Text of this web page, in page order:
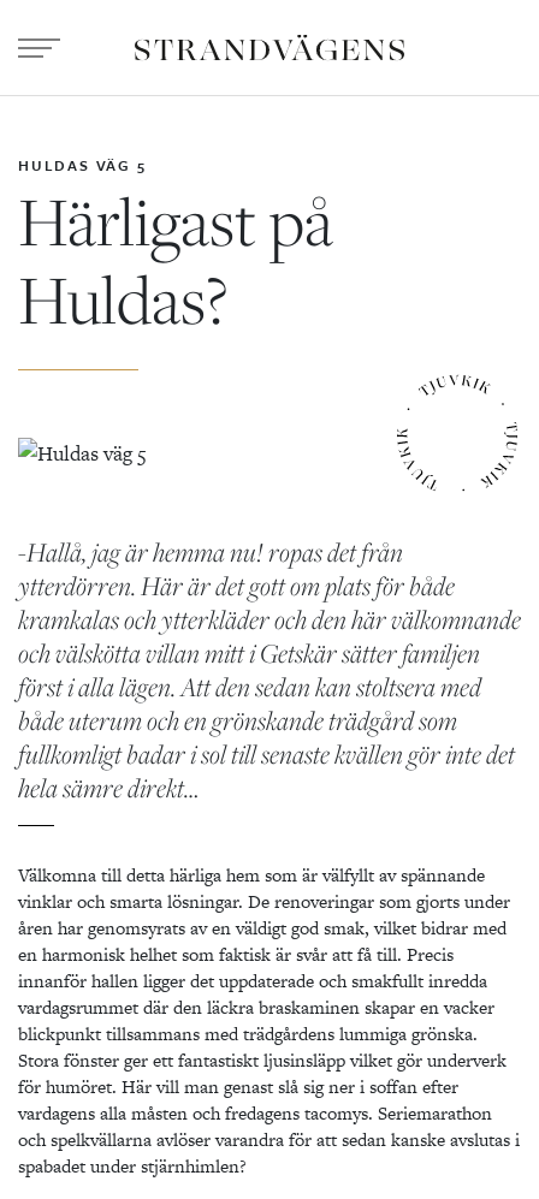
HULDAS VÄG 5
Härligast på
Huldas?
-Hallå, jag är hemma nu! ropas det från
ytterdörren. Här är det gott om plats för både
kramkalas och ytterkläder och den här välkomnande
och välskötta villan mitt i Getskär sätter familjen
först i alla lägen. Att den sedan kan stoltsera med
både uterum och en grönskande trädgård som
fullkomligt badar i sol till senaste kvällen gör inte det
hela sämre direkt…
Välkomna till detta härliga hem som är välfyllt av spännande
vinklar och smarta lösningar. De renoveringar som gjorts under
åren har genomsyrats av en väldigt god smak, vilket bidrar med
en harmonisk helhet som faktisk är svår att få till. Precis
innanför hallen ligger det uppdaterade och smakfullt inredda
vardagsrummet där den läckra braskaminen skapar en vacker
blickpunkt tillsammans med trädgårdens lummiga grönska.
Stora fönster ger ett fantastiskt ljusinsläpp vilket gör underverk
för humöret. Här vill man genast slå sig ner i soffan efter
vardagens alla måsten och fredagens tacomys. Seriemarathon
och spelkvällarna avlöser varandra för att sedan kanske avslutas i
spabadet under stjärnhimlen?